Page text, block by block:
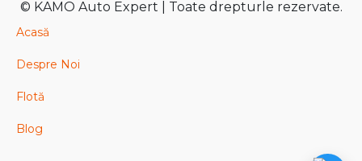
© KAMO Auto Expert | Toate drepturle rezervate.
Acasă
Despre Noi
Flotă
Blog